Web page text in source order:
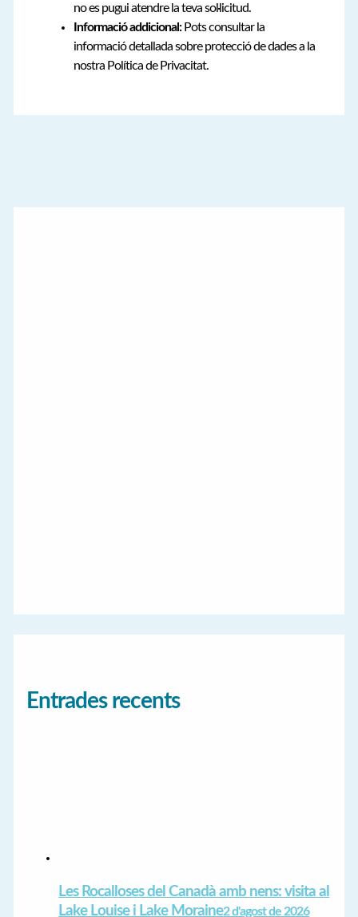
no es pugui atendre la teva sol·licitud.
Informació addicional:Pots consultar la
informació detallada sobre protecció de dades a la
nostra Política de Privacitat.
Entrades recents
Les Rocalloses del Canadà amb nens: visita al
Lake Louise i Lake Moraine2 d'agost de 2026